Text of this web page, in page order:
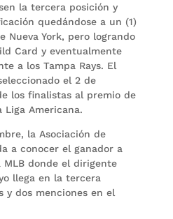
la tercera posición y
quedándose a un (1)
Nueva York, pero logrando
Card y eventualmente
a los Tampa Rays. El
el 2 de
los finalistas al premio de
Liga Americana.
la Asociación de
a conocer el ganador a
donde el dirigente
llega en la tercera
y dos menciones en el